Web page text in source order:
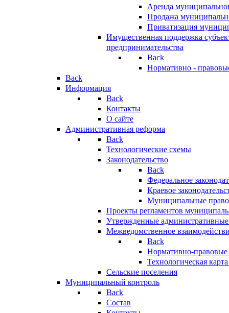
Аренда
Продажа
Приватизация
Имущественная поддержка
предпринимательства
Back
Нормативно -
Back
Информация
Back
Контакты
О сайте
Административная реформа
Back
Технологические схемы
Законодательство
Back
Федеральное
Краевое
Муниципальные
Проекты регламентов
Утвержденные
Межведомственное
Back
Нормативно-правовые
Технологическая
Сельские поселения
Муниципальный контроль
Back
Состав